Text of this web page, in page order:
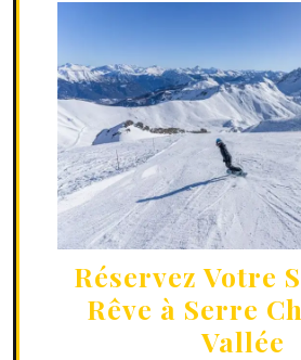
Réservez Votre
Rêve à Serre
Vallée